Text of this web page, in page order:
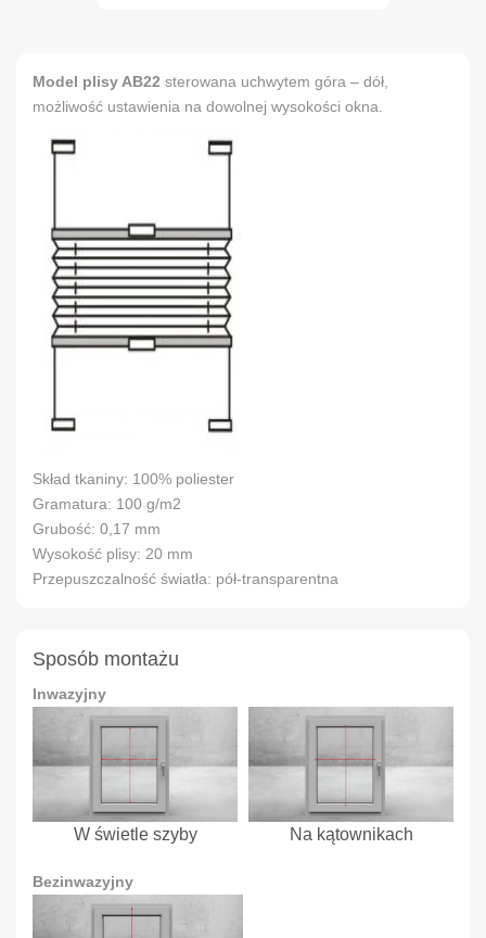
Model plisy AB22 sterowana uchwytem góra – dół,
możliwość ustawienia na dowolnej wysokości okna.
Skład tkaniny: 100% poliester
Gramatura: 100 g/m2
Grubość: 0,17 mm
Wysokość plisy: 20 mm
Przepuszczalność światła: pół-transparentna
Sposób montażu
Inwazyjny
W świetle szyby Na kątownikach
Bezinwazyjny